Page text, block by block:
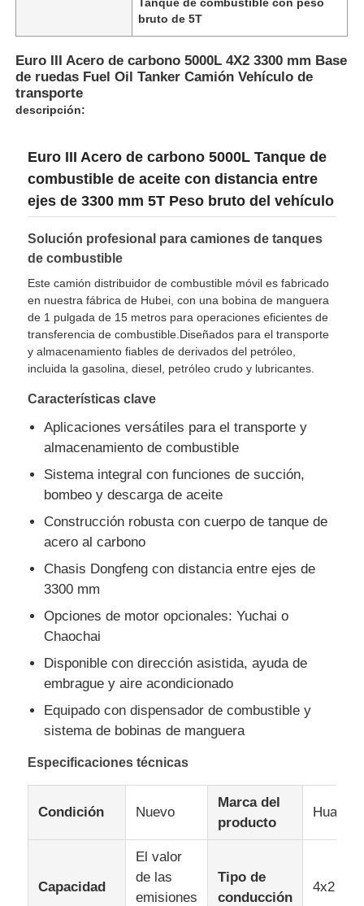
envase del tanque de la ISO
Camión con caja refrigerada
Camión de basura con gancho
Piezas para vehículos especiales
Sanidad Triciclo eléctrico
Camión de carga
bruto de 5T
Euro III Acero de carbono 5000L 4X2 3300 mm Base
de ruedas Fuel Oil Tanker Camión Vehículo de
transporte
descripción:
Euro III Acero de carbono 5000L Tanque de
combustible de aceite con distancia entre
ejes de 3300 mm 5T Peso bruto del vehículo
Solución profesional para camiones de tanques
de combustible
Este camión distribuidor de combustible móvil es fabricado
en nuestra fábrica de Hubei, con una bobina de manguera
de 1 pulgada de 15 metros para operaciones eficientes de
transferencia de combustible.Diseñados para el transporte
y almacenamiento fiables de derivados del petróleo,
incluida la gasolina, diesel, petróleo crudo y lubricantes.
Características clave
Aplicaciones versátiles para el transporte y
almacenamiento de combustible
Sistema integral con funciones de succión,
bombeo y descarga de aceite
Construcción robusta con cuerpo de tanque de
acero al carbono
Chasis Dongfeng con distancia entre ejes de
3300 mm
Opciones de motor opcionales: Yuchai o
Chaochai
Disponible con dirección asistida, ayuda de
embrague y aire acondicionado
Equipado con dispensador de combustible y
sistema de bobinas de manguera
Especificaciones técnicas
Condición Nuevo
Marca del
producto
Huate
Capacidad
El valor
de las
emisiones
Tipo de
conducción
4x2